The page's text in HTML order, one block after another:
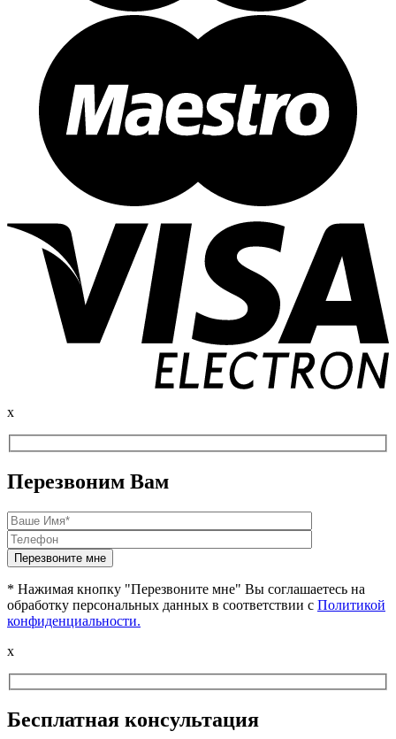
x
Перезвоним Вам
* Нажимая кнопку "Перезвоните мне" Вы соглашаетесь на
обработку персональных данных в соответствии с Политикой
конфиденциальности.
x
Бесплатная консультация